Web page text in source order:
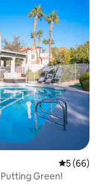
5 de uma
5 (66)
Putting Green!